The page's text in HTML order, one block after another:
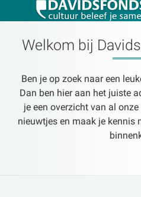
Welkom bij
Ben je op zoek naar een
Dan ben hier aan het juiste
je een overzicht van al
nieuwtjes en maak je kennis
Zoeken